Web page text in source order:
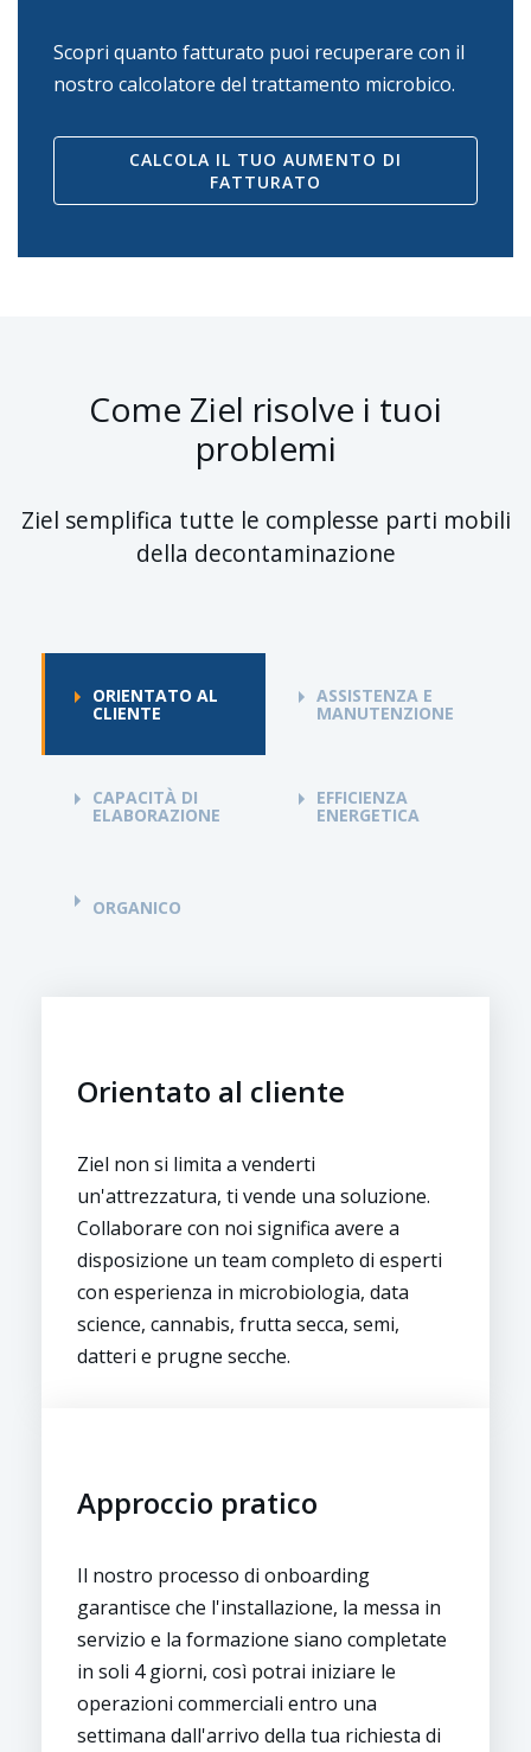
Scopri quanto fatturato puoi recuperare con il
nostro calcolatore del trattamento microbico.
CALCOLA IL TUO AUMENTO DI
FATTURATO
Come Ziel risolve i tuoi
problemi
Ziel semplifica tutte le complesse parti mobili
della decontaminazione
ORIENTATO AL
CLIENTE
ASSISTENZA E
MANUTENZIONE
CAPACITÀ DI
ELABORAZIONE
EFFICIENZA
ENERGETICA
ORGANICO
Orientato al cliente
Ziel non si limita a venderti
un'attrezzatura, ti vende una soluzione.
Collaborare con noi significa avere a
disposizione un team completo di esperti
con esperienza in microbiologia, data
science, cannabis, frutta secca, semi,
datteri e prugne secche.
Approccio pratico
Il nostro processo di onboarding
garantisce che l'installazione, la messa in
servizio e la formazione siano completate
in soli 4 giorni, così potrai iniziare le
operazioni commerciali entro una
settimana dall'arrivo della tua richiesta di